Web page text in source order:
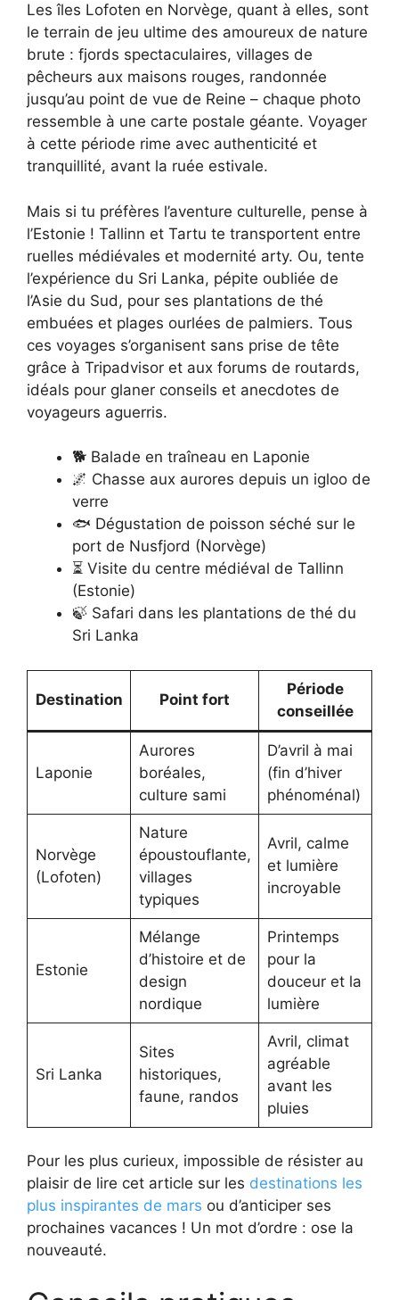
Les îles Lofoten en Norvège, quant à elles, sont
le terrain de jeu ultime des amoureux de nature
brute : fjords spectaculaires, villages de
pêcheurs aux maisons rouges, randonnée
jusqu’au point de vue de Reine – chaque photo
ressemble à une carte postale géante. Voyager
à cette période rime avec authenticité et
tranquillité, avant la ruée estivale.
Mais si tu préfères l’aventure culturelle, pense à
l’Estonie ! Tallinn et Tartu te transportent entre
ruelles médiévales et modernité arty. Ou, tente
l’expérience du Sri Lanka, pépite oubliée de
l’Asie du Sud, pour ses plantations de thé
embuées et plages ourlées de palmiers. Tous
ces voyages s’organisent sans prise de tête
grâce à Tripadvisor et aux forums de routards,
idéals pour glaner conseils et anecdotes de
voyageurs aguerris.
🐕 Balade en traîneau en Laponie
🌌 Chasse aux aurores depuis un igloo de
verre
🐟 Dégustation de poisson séché sur le
port de Nusfjord (Norvège)
⏳ Visite du centre médiéval de Tallinn
(Estonie)
🍃 Safari dans les plantations de thé du
Sri Lanka
Destination Point fort
Période
conseillée
Laponie
Aurores
boréales,
culture sami
D’avril à mai
(fin d’hiver
phénoménal)
Norvège
(Lofoten)
Nature
époustouflante,
villages
typiques
Avril, calme
et lumière
incroyable
Estonie
Mélange
d’histoire et de
design
nordique
Printemps
pour la
douceur et la
lumière
Sri Lanka
Sites
historiques,
faune, randos
Avril, climat
agréable
avant les
pluies
Pour les plus curieux, impossible de résister au
plaisir de lire cet article sur les destinations les
plus inspirantes de mars ou d’anticiper ses
prochaines vacances ! Un mot d’ordre : ose la
nouveauté.